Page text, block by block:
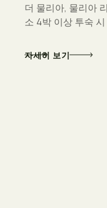
더 물리아, 물리아
소 4박 이상 투숙
자세히 보기